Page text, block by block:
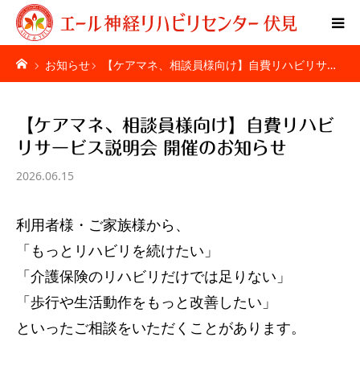
お知らせ 【ケアマネ、相談員様向け】自費リハビリサ…
【ケアマネ、相談員様向け】自費リハビ
リサービス説明会 開催のお知らせ
2026.06.15
利用者様・ご家族様から、
「もっとリハビリを続けたい」
「介護保険のリハビリだけでは足りない」
「歩行や生活動作をもっと改善したい」
といったご相談をいただくことがあります。
Home
特別リハビリ体験
ご利用者様の声
料金表
お問い合わせ
施設紹介